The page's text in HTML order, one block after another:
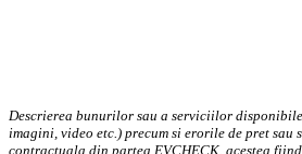
Descrierea bunurilor sau a serviciilor
imagini, video etc.) precum si erorile de pret
contractuala din partea EVCHECK, acestea